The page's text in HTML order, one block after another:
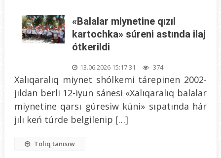
«Balalar miynetine qızıl
kartochka» súreni astında ilaj
ótkerildi
13.06.2026 15:17:31 374
Xalıqaralıq miynet shólkemi tárepinen 2002-
jıldan berli 12-iyun sánesi «Xalıqaralıq balalar
miynetine qarsı gúresiw kúni» sıpatında hár
jılı keń túrde belgilenip […]
Tolıq tanısıw